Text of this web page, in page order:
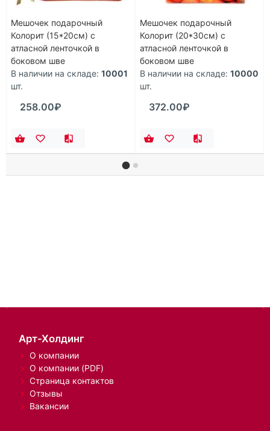
Мешочек подарочный
Колорит (15*20см) с
атласной ленточкой в
боковом шве
В наличии на складе: 10001
шт.
258.00₽
Мешочек подарочный
Колорит (20*30см) с
атласной ленточкой в
боковом шве
В наличии на складе: 10000
шт.
372.00₽
Арт-Холдинг
О компании
О компании (PDF)
Страница контактов
Отзывы
Вакансии